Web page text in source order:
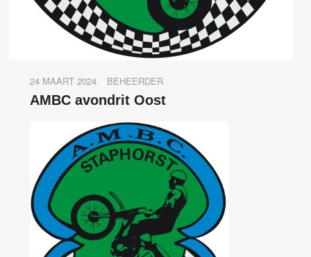
24 MAART 2024 BEHEERDER
AMBC avondrit Oost